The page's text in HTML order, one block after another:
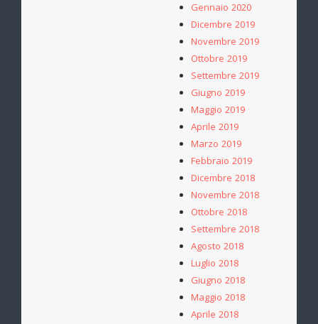
Gennaio 2020
Dicembre 2019
Novembre 2019
Ottobre 2019
Settembre 2019
Giugno 2019
Maggio 2019
Aprile 2019
Marzo 2019
Febbraio 2019
Dicembre 2018
Novembre 2018
Ottobre 2018
Settembre 2018
Agosto 2018
Luglio 2018
Giugno 2018
Maggio 2018
Aprile 2018